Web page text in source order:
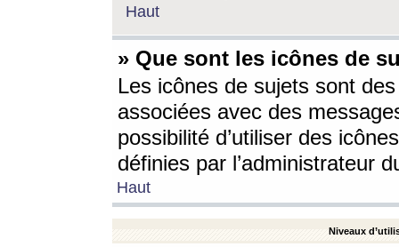
Haut
» Que sont les icônes de
Les icônes de sujets sont
associées avec des
possibilité d’utiliser des
définies par l’administrateur
Haut
Niveaux